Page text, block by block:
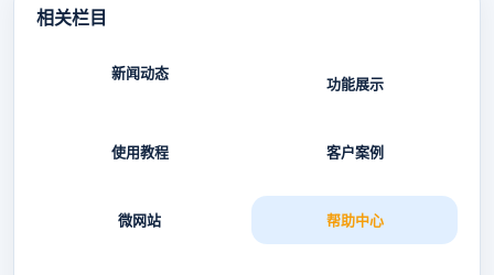
相关栏目
新闻动态
功能展示
使用教程 客户案例
微网站 帮助中心